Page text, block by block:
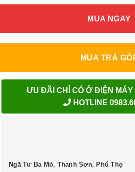
MUA NGAY
MUA TRẢ
ƯU ĐÃI CHỈ CÓ Ở ĐIỆN
HOTLINE
Ngã Tư Ba Mỏ, Thanh Sơn, Phú Thọ